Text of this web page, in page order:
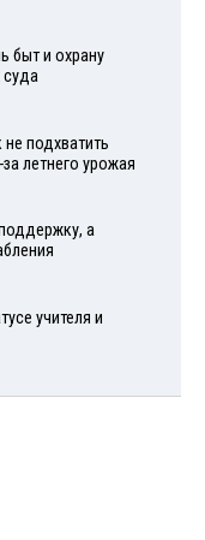
быт и охрану
суда
подхватить
летнего урожая
а
учителя и